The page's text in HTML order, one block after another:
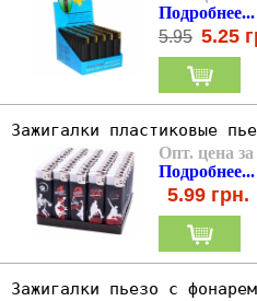
Подробнее...
5.95 5.25
Зажигалки пластиковые
Опт. цена
Подробнее...
5.99 грн.
Зажигалки пьезо с